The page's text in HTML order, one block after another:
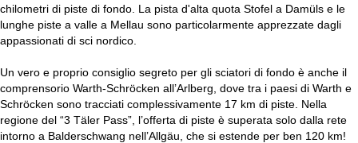
chilometri di piste di fondo. La pista d'alta quota Stofel a Damüls e le
lunghe piste a valle a Mellau sono particolarmente apprezzate dagli
appassionati di sci nordico.
Un vero e proprio consiglio segreto per gli sciatori di fondo è anche il
comprensorio Warth-Schröcken all’Arlberg, dove tra i paesi di Warth e
Schröcken sono tracciati complessivamente 17 km di piste. Nella
regione del “3 Täler Pass”, l’offerta di piste è superata solo dalla rete
intorno a Balderschwang nell’Allgäu, che si estende per ben 120 km!